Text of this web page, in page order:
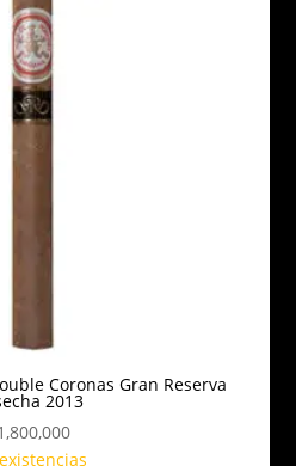
Coronas Gran Reserva
2013